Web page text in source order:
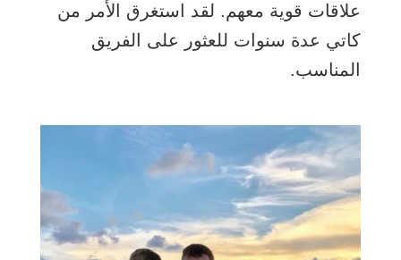
علاقات قوية معهم. لقد استغرق الأمر من
كاتي عدة سنوات للعثور على الفريق
المناسب.